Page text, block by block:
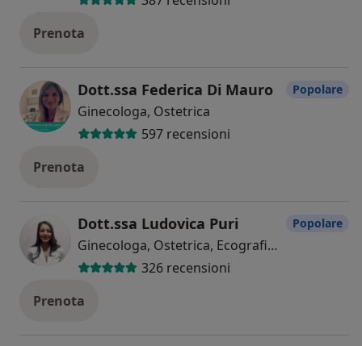
Prenota
Dott.ssa Federica Di Mauro
Ginecologa, Ostetrica
597 recensioni
Popolare
Prenota
Dott.ssa Ludovica Puri
Ginecologa, Ostetrica, Ecografista
326 recensioni
Popolare
Prenota